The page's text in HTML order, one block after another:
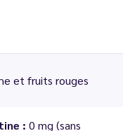
et fruits rouges
: 0 mg (sans